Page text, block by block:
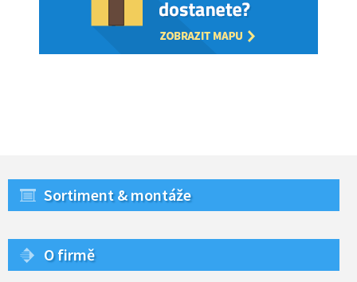
Sortiment & montáže
O firmě